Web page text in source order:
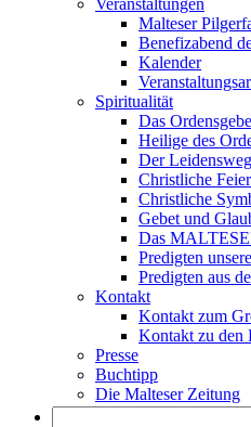
Veranstaltungen
Malteser
Benefizabend
Kalender
Spiritualität
Das
Heilige des
Der
Christliche
Christliche
Gebet und
Das
Predigten
Predigten aus
Kontakt
Kontakt zum
Kontakt zu den
Presse
Buchtipp
Die Malteser Zeitung